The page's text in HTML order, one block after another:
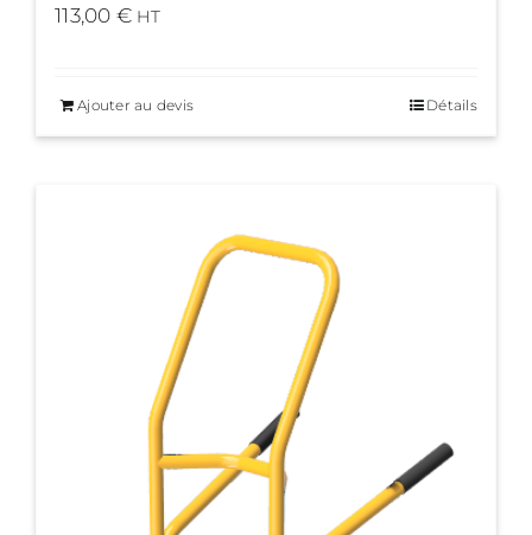
113,00 € HT
Ajouter au devis Détails